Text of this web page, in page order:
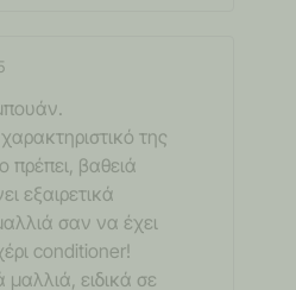
της
πρέπει, βαθειά
εξαιρετικά
σαν να έχει
conditioner!
μαλλιά, ειδικά σε